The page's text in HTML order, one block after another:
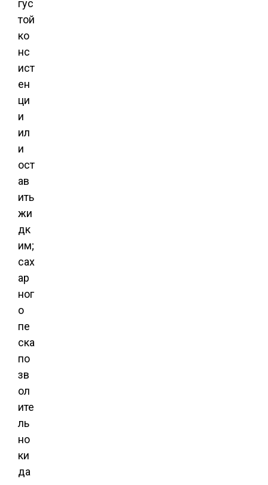
гус
той
ко
нс
ист
ен
ци
и
ил
и
ост
ав
ить
жи
дк
им;
сах
ар
ног
о
пе
ска
по
зв
ол
ите
ль
но
ки
да